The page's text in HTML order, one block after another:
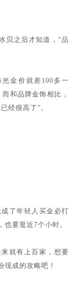
贝之后才知道，“品
金价就差100多一
和品牌金饰相比，
经很高了”。
了年轻人买金必打
要逛近7个小时。
就有上百家，想要
现成的攻略吧！